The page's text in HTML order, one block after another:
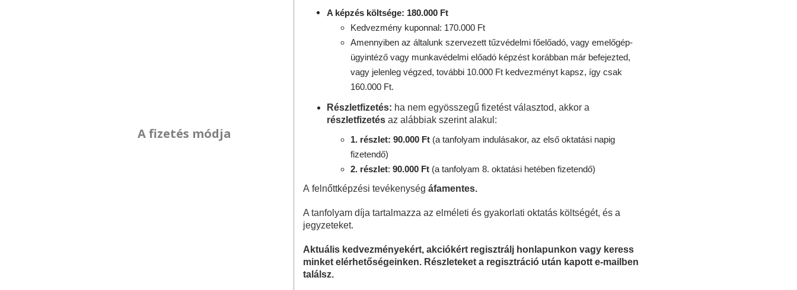
A fizetés módja
A képzés költsége: 180.000 Ft
Kedvezmény kuponnal: 170.000 Ft
Amennyiben az általunk szervezett tűzvédelmi főelőadó, vagy emelőgép-
ügyintéző vagy munkavédelmi előadó képzést korábban már befejezted,
vagy jelenleg végzed, további 10.000 Ft kedvezményt kapsz, így csak
160.000 Ft.
Részletfizetés: ha nem egyösszegű fizetést választod, akkor a
részletfizetés az alábbiak szerint alakul:
1. részlet: 90.000 Ft (a tanfolyam indulásakor, az első oktatási napig
fizetendő)
2. részlet: 90.000 Ft (a tanfolyam 8. oktatási hetében fizetendő)
A felnőttképzési tevékenység áfamentes.
A tanfolyam díja tartalmazza az elméleti és gyakorlati oktatás költségét, és a
jegyzeteket.
Aktuális kedvezményekért, akciókért regisztrálj honlapunkon vagy keress
minket elérhetőségeinken. Részleteket a regisztráció után kapott e-mailben
találsz.